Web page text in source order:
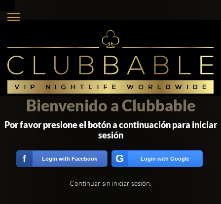
Bienvenido a Clubbable
Por favor presione el botón a continuación para iniciar
sesión
f Login with Facebook G Login with Google
Continuar sin iniciar sesión.